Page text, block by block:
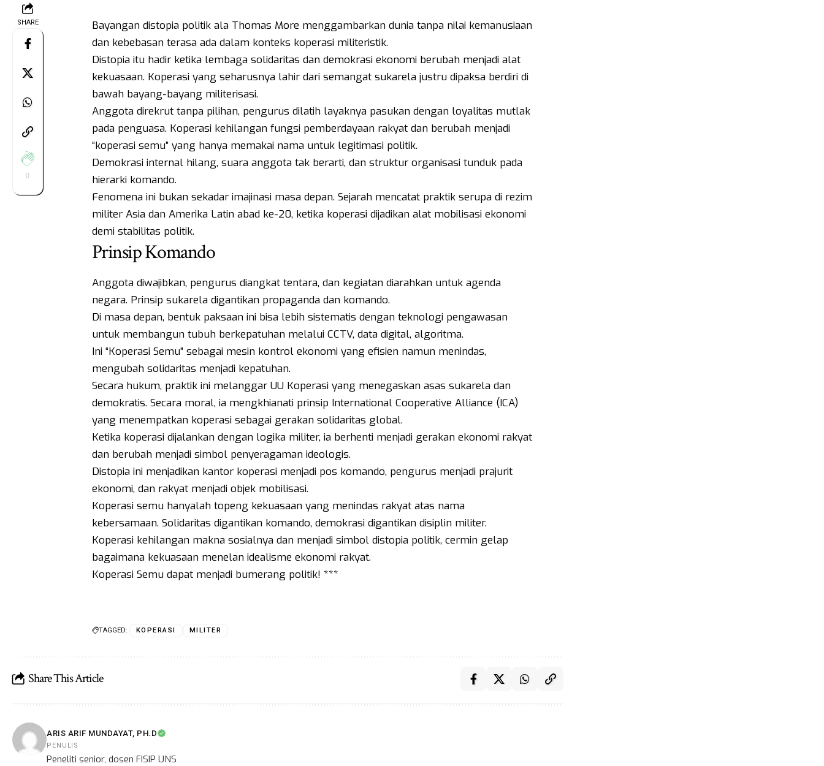
SHARE
0
Bayangan distopia politik ala Thomas More menggambarkan dunia tanpa nilai kemanusiaan
dan kebebasan terasa ada dalam konteks koperasi militeristik.
Distopia itu hadir ketika lembaga solidaritas dan demokrasi ekonomi berubah menjadi alat
kekuasaan. Koperasi yang seharusnya lahir dari semangat sukarela justru dipaksa berdiri di
bawah bayang-bayang militerisasi.
Anggota direkrut tanpa pilihan, pengurus dilatih layaknya pasukan dengan loyalitas mutlak
pada penguasa. Koperasi kehilangan fungsi pemberdayaan rakyat dan berubah menjadi
“koperasi semu” yang hanya memakai nama untuk legitimasi politik.
Demokrasi internal hilang, suara anggota tak berarti, dan struktur organisasi tunduk pada
hierarki komando.
Fenomena ini bukan sekadar imajinasi masa depan. Sejarah mencatat praktik serupa di rezim
militer Asia dan Amerika Latin abad ke-20, ketika koperasi dijadikan alat mobilisasi ekonomi
demi stabilitas politik.
Prinsip Komando
Anggota diwajibkan, pengurus diangkat tentara, dan kegiatan diarahkan untuk agenda
negara. Prinsip sukarela digantikan propaganda dan komando.
Di masa depan, bentuk paksaan ini bisa lebih sistematis dengan teknologi pengawasan
untuk membangun tubuh berkepatuhan melalui CCTV, data digital, algoritma.
Ini “Koperasi Semu” sebagai mesin kontrol ekonomi yang efisien namun menindas,
mengubah solidaritas menjadi kepatuhan.
Secara hukum, praktik ini melanggar UU Koperasi yang menegaskan asas sukarela dan
demokratis. Secara moral, ia mengkhianati prinsip International Cooperative Alliance (ICA)
yang menempatkan koperasi sebagai gerakan solidaritas global.
Ketika koperasi dijalankan dengan logika militer, ia berhenti menjadi gerakan ekonomi rakyat
dan berubah menjadi simbol penyeragaman ideologis.
Distopia ini menjadikan kantor koperasi menjadi pos komando, pengurus menjadi prajurit
ekonomi, dan rakyat menjadi objek mobilisasi.
Koperasi semu hanyalah topeng kekuasaan yang menindas rakyat atas nama
kebersamaan. Solidaritas digantikan komando, demokrasi digantikan disiplin militer.
Koperasi kehilangan makna sosialnya dan menjadi simbol distopia politik, cermin gelap
bagaimana kekuasaan menelan idealisme ekonomi rakyat.
Koperasi Semu dapat menjadi bumerang politik! ***
TAGGED: KOPERASI MILITER
Share This Article
ARIS ARIF MUNDAYAT, PH.D
PENULIS
Peneliti senior, dosen FISIP UNS